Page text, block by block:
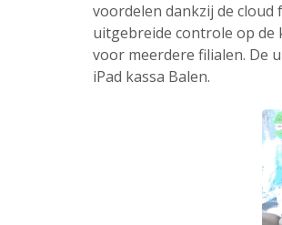
voordelen dankzij de cloud
uitgebreide controle op de
voor meerdere filialen. De
iPad kassa Balen.